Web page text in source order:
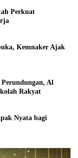
Perkuat
Kemnaker Ajak
Perundungan, Al
Rakyat
Nyata bagi